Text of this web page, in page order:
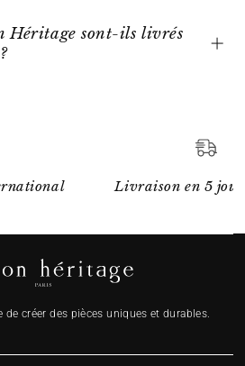
Héritage sont-ils livrés
Livraison en 5
de créer des pièces uniques et durables.